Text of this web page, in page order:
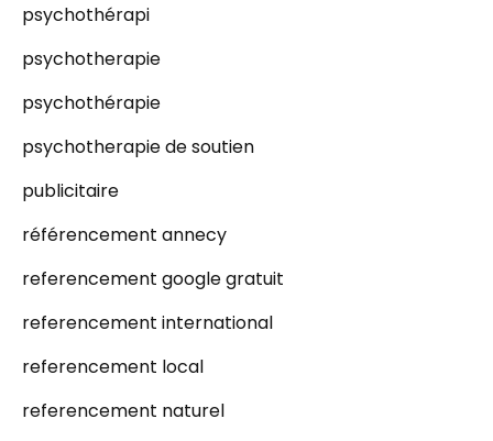
psychothérapi
psychotherapie
psychothérapie
psychotherapie de soutien
publicitaire
référencement annecy
referencement google gratuit
referencement international
referencement local
referencement naturel